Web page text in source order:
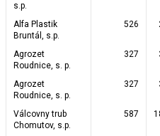
s.p.
Alfa Plastik
Bruntál, s.p.
526
Agrozet
Roudnice, s. p.
327
Agrozet
Roudnice, s. p.
327
Válcovny trub
Chomutov, s.p.
587